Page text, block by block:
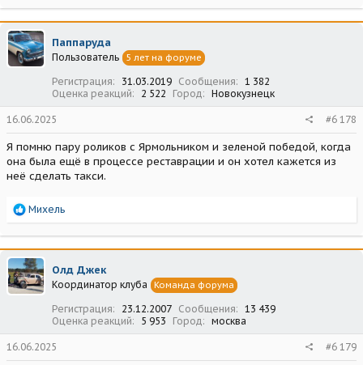
а
к
ц
и
и
Паппаруда
Пользователь 5 лет на форуме
Регистрация 31.03.2019 Сообщения
1 382
Оценка реакций
2 522 Город Новокузнецк
16.06.2025 #6 178
Я помню пару роликов с Ярмольником и зеленой победой, когда
она была ещё в процессе реставрации и он хотел кажется из
неë сделать такси.
Р
а
к
ц
и
и
Михель
Олд Джек
Координатор клуба Команда форума
Регистрация 23.12.2007 Сообщения
13 439
Оценка реакций
5 953 Город москва
16.06.2025 #6 179